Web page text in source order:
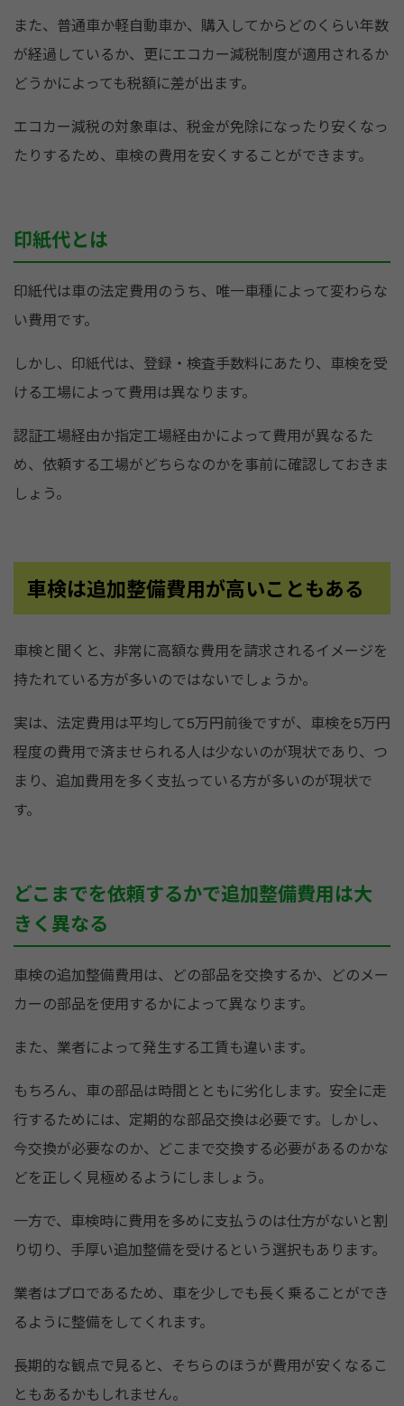
また、普通車か軽自動車か、購入してからどのくらい年数
が経過しているか、更にエコカー減税制度が適用されるか
どうかによっても税額に差が出ます。
エコカー減税の対象車は、税金が免除になったり安くなっ
たりするため、車検の費用を安くすることができます。
印紙代とは
印紙代は車の法定費用のうち、唯一車種によって変わらな
い費用です。
しかし、印紙代は、登録・検査手数料にあたり、車検を受
ける工場によって費用は異なります。
認証工場経由か指定工場経由かによって費用が異なるた
め、依頼する工場がどちらなのかを事前に確認しておきま
しょう。
車検は追加整備費用が高いこともある
車検と聞くと、非常に高額な費用を請求されるイメージを
持たれている方が多いのではないでしょうか。
実は、法定費用は平均して5万円前後ですが、車検を5万円
程度の費用で済ませられる人は少ないのが現状であり、つ
まり、追加費用を多く支払っている方が多いのが現状で
す。
どこまでを依頼するかで追加整備費用は大
きく異なる
車検の追加整備費用は、どの部品を交換するか、どのメー
カーの部品を使用するかによって異なります。
また、業者によって発生する工賃も違います。
もちろん、車の部品は時間とともに劣化します。安全に走
行するためには、定期的な部品交換は必要です。しかし、
今交換が必要なのか、どこまで交換する必要があるのかな
どを正しく見極めるようにしましょう。
一方で、車検時に費用を多めに支払うのは仕方がないと割
り切り、手厚い追加整備を受けるという選択もあります。
業者はプロであるため、車を少しでも長く乗ることができ
るように整備をしてくれます。
長期的な観点で見ると、そちらのほうが費用が安くなるこ
ともあるかもしれません。